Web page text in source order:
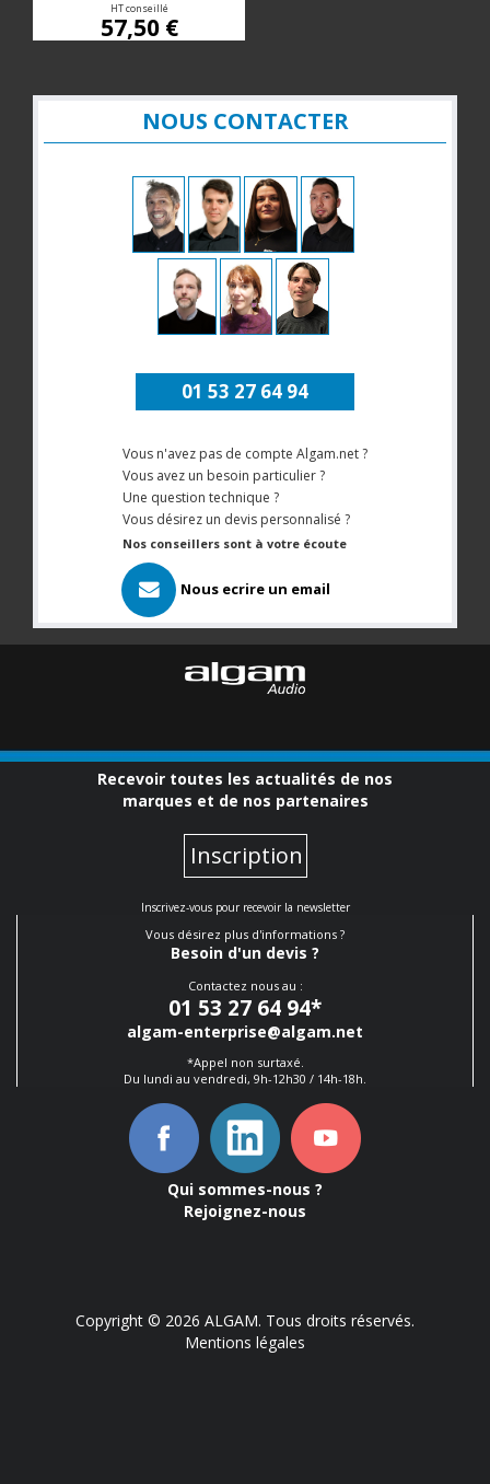
HT conseillé
57,50 €
NOUS CONTACTER
01 53 27 64 94
Vous n'avez pas de compte Algam.net ?
Vous avez un besoin particulier ?
Une question technique ?
Vous désirez un devis personnalisé ?
Nos conseillers sont à votre écoute
Nous ecrire un email
Recevoir toutes les actualités de nos
marques et de nos partenaires
Inscription
Inscrivez-vous pour recevoir la newsletter
Vous désirez plus d'informations ?
Besoin d'un devis ?
Contactez nous au :
01 53 27 64 94*
algam-enterprise@algam.net
*Appel non surtaxé.
Du lundi au vendredi, 9h-12h30 / 14h-18h.
Qui sommes-nous ?
Rejoignez-nous
Copyright © 2026 ALGAM. Tous droits réservés.
Mentions légales